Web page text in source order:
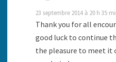
23 septembre 2014 à 20 h 35
Thank you for all
good luck to continue
the pleasure to meet